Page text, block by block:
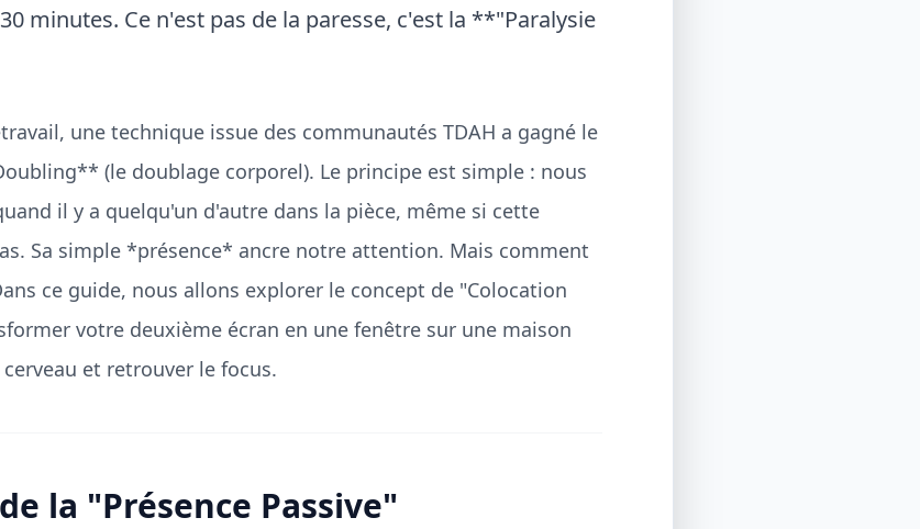
minutes. Ce n'est pas de la paresse, c'est la **"Paralysie
une technique issue des communautés TDAH a gagné le
(le doublage corporel). Le principe est simple : nous
il y a quelqu'un d'autre dans la pièce, même si cette
Sa simple *présence* ancre notre attention. Mais comment
ce guide, nous allons explorer le concept de "Colocation
votre deuxième écran en une fenêtre sur une maison
et retrouver le focus.
la "Présence Passive"